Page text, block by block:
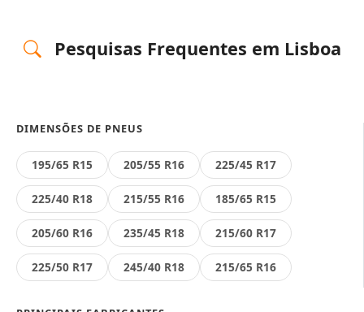
Pesquisas Frequentes em Lisboa
DIMENSÕES DE PNEUS
195/65 R15 205/55 R16 225/45 R17
225/40 R18 215/55 R16 185/65 R15
205/60 R16 235/45 R18 215/60 R17
225/50 R17 245/40 R18 215/65 R16